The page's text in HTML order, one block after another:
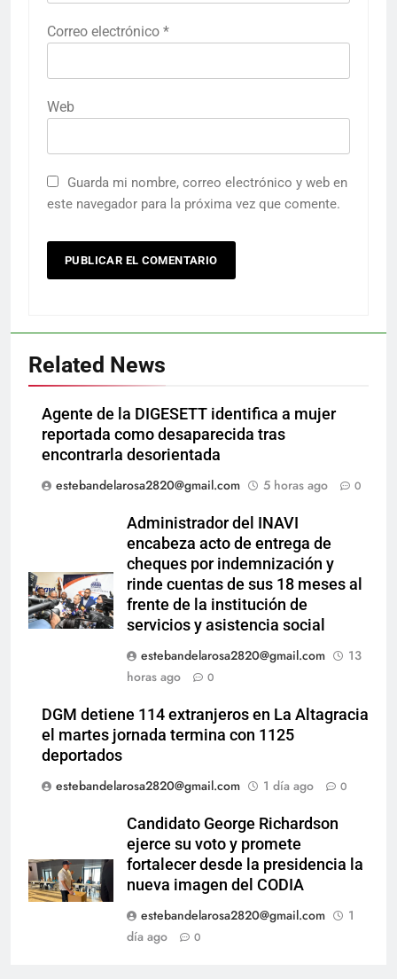
Correo electrónico *
Web
Guarda mi nombre, correo electrónico y web en
este navegador para la próxima vez que comente.
Related News
Agente de la DIGESETT identifica a mujer
reportada como desaparecida tras
encontrarla desorientada
estebandelarosa2820@gmail.com
5 horas ago 0
Administrador del INAVI
encabeza acto de entrega de
cheques por indemnización y
rinde cuentas de sus 18 meses al
frente de la institución de
servicios y asistencia social
estebandelarosa2820@gmail.com
13
horas ago
0
DGM detiene 114 extranjeros en La Altagracia
el martes jornada termina con 1125
deportados
estebandelarosa2820@gmail.com
1 día ago 0
Candidato George Richardson
ejerce su voto y promete
fortalecer desde la presidencia la
nueva imagen del CODIA
estebandelarosa2820@gmail.com
1
día ago
0